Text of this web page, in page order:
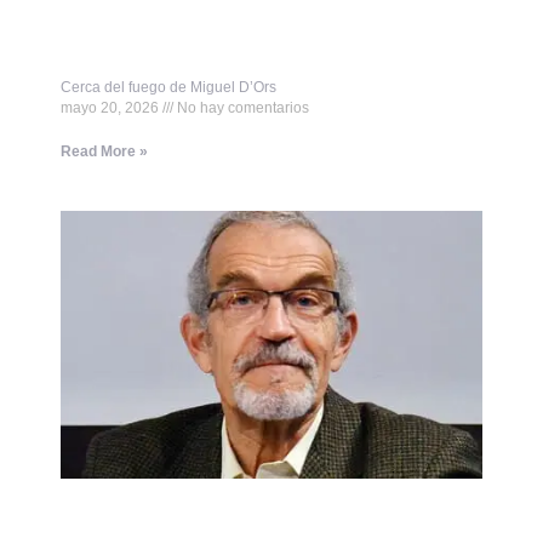
Cerca del fuego de Miguel D’Ors
mayo 20, 2026
No hay comentarios
Read More »